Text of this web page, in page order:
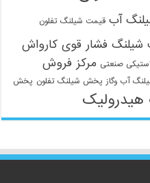
آب قیمت شیلنگ تفلون
شیلنگ فشار قوی کارواش
صنعتی مرکز فروش
آب وگاز پخش شیلنگ تفلون پخش
هیدرولیک